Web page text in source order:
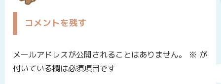
コメントを残す
メールアドレスが公開されることはありません。 ※ が
付いている欄は必須項目です